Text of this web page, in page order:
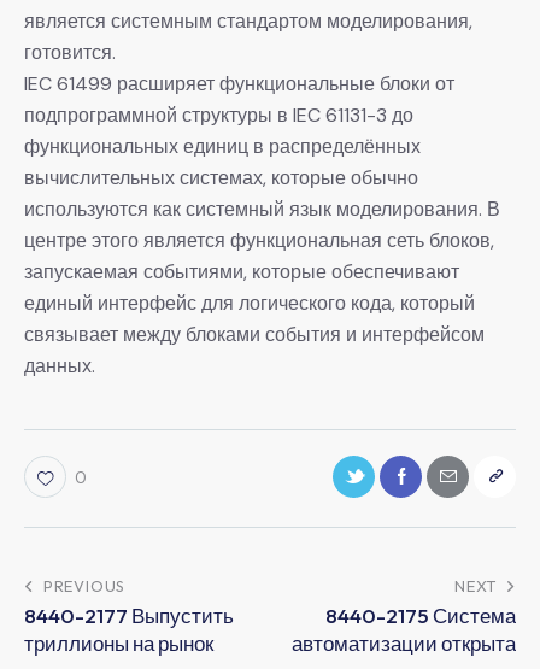
является системным стандартом моделирования,
готовится.
IEC 61499 расширяет функциональные блоки от
подпрограммной структуры в IEC 61131-3 до
функциональных единиц в распределённых
вычислительных системах, которые обычно
используются как системный язык моделирования. В
центре этого является функциональная сеть блоков,
запускаемая событиями, которые обеспечивают
единый интерфейс для логического кода, который
связывает между блоками события и интерфейсом
данных.
0
PREVIOUS
8440-2177 Выпустить
триллионы на рынок
NEXT
8440-2175 Система
автоматизации открыта